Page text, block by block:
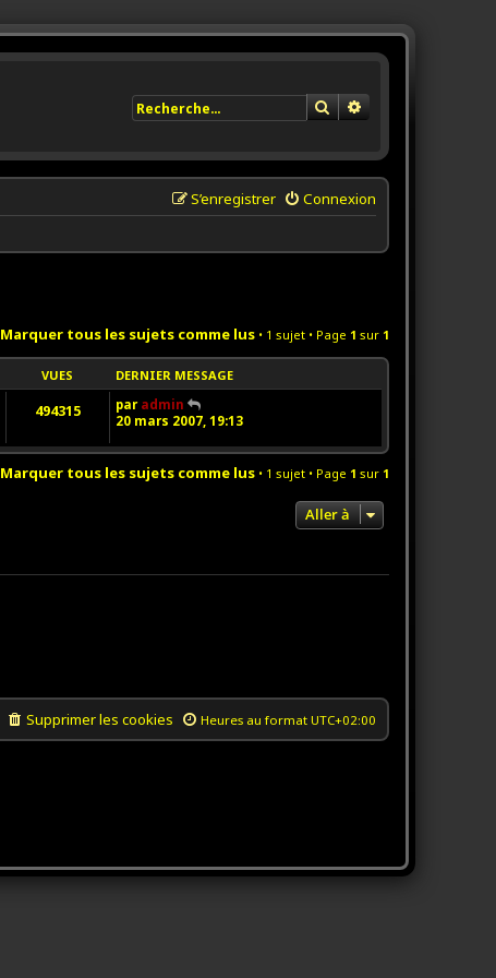
RechercherRecherche avancée
Connexion
S’enregistrer
Marquer tous les sujets comme lus• 1 sujet • Page 1 sur 1
VUES DERNIER MESSAGE
494315 par admin
20 mars 2007, 19:13
Marquer tous les sujets comme lus• 1 sujet • Page 1 sur 1
Aller à
Heures au format UTC+02:00
Supprimer les cookies